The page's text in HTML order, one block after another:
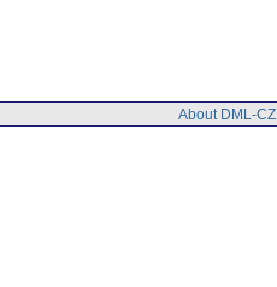
About DML-CZ